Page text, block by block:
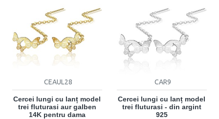
CEAUL28
Cercei lungi cu lanț model
trei fluturasi aur galben
14K pentru dama
CAR9
Cercei lungi cu lanț model
trei fluturasi - din argint
925